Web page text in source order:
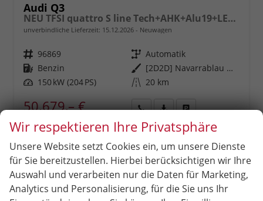
Audi Q3
NEU TFSI quattro S line Tech+AHK+Alu19+LEDplus+KlimaPlus+ExtSchwarz
unverbindliche Lieferzeit: 15.12.2026 Neuwagen
Fahrzeugnr. 96869 Getriebe Automatik
Kraftstoff Benzin Außenfarbe
[2D2D] Navarrablau Metallic
Leistung 150 kW (204 PS) Kilometerstand 20 km
50.679,– €
anfordern
Datei,
drucken
drucken,
oder
vergleichen
Verbrauch kombiniert:8,30 l/100km
CO2-Klasse:G
CO -Emissionen:189,00 g/km
Wir respektieren Ihre Privatsphäre
Unsere Website setzt Cookies ein, um unsere Dienste
für Sie bereitzustellen. Hierbei berücksichtigen wir Ihre
Auswahl und verarbeiten nur die Daten für Marketing,
Analytics und Personalisierung, für die Sie uns Ihr